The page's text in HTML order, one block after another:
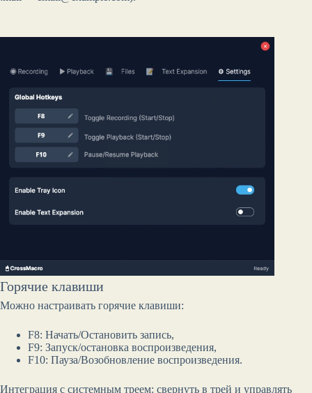
Горячие клавиши
Можно настраивать горячие клавиши:
F8: Начать/Остановить запись,
F9: Запуск/остановка воспроизведения,
F10: Пауза/Возобновление воспроизведения.
Интеграция с системным треем: свернуть в трей и управлять